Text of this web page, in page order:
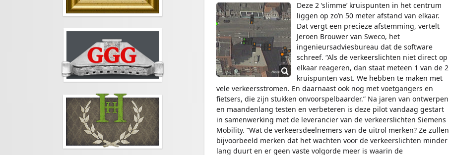
Deze 2 ‘slimme’ kruispunten in het centrum
liggen op zo’n 50 meter afstand van elkaar.
Dat vergt een precieze afstemming, vertelt
Jeroen Brouwer van Sweco, het
ingenieursadviesbureau dat de software
schreef. “Als de verkeerslichten niet direct op
elkaar reageren, dan staat meteen 1 van de 2
kruispunten vast. We hebben te maken met
vele verkeersstromen. En daarnaast ook nog met voetgangers en
fietsers, die zijn stukken onvoorspelbaarder.” Na jaren van ontwerpen
en maandenlang testen en verbeteren is deze pilot vandaag gestart
in samenwerking met de leverancier van de verkeerslichten Siemens
Mobility. “Wat de verkeersdeelnemers van de uitrol merken? Ze zullen
bijvoorbeeld merken dat het wachten voor de verkeerslichten minder
lang duurt en er geen vaste volgorde meer is waarin de